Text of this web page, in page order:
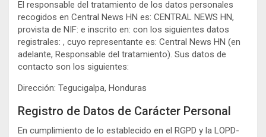
El responsable del tratamiento de los datos personales
recogidos en Central News HN es: CENTRAL NEWS HN,
provista de NIF: e inscrito en: con los siguientes datos
registrales: , cuyo representante es: Central News HN (en
adelante, Responsable del tratamiento). Sus datos de
contacto son los siguientes:
Dirección: Tegucigalpa, Honduras
Registro de Datos de Carácter Personal
En cumplimiento de lo establecido en el RGPD y la LOPD-